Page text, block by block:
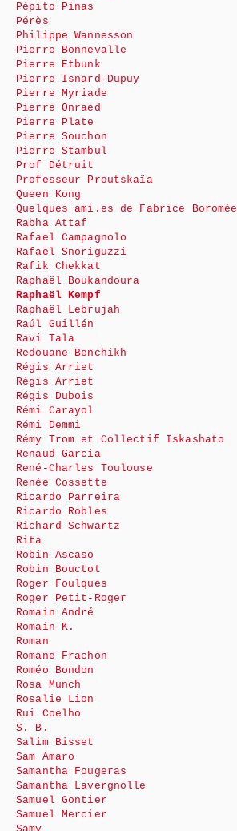
Pépito Pinas
Pérès
Philippe Wannesson
Pierre Bonnevalle
Pierre Etbunk
Pierre Isnard-Dupuy
Pierre Myriade
Pierre Onraed
Pierre Plate
Pierre Souchon
Pierre Stambul
Prof Détruit
Professeur Proutskaïa
Queen Kong
Quelques ami.es de Fabrice Boromée
Rabha Attaf
Rafael Campagnolo
Rafaël Snoriguzzi
Rafik Chekkat
Raphaël Boukandoura
Raphaël Kempf
Raphaël Lebrujah
Raúl Guillén
Ravi Tala
Redouane Benchikh
Régis Arriet
Régis Arriet
Régis Dubois
Rémi Carayol
Rémi Demmi
Rémy Trom et Collectif Iskashato
Renaud Garcia
René-Charles Toulouse
Renée Cossette
Ricardo Parreira
Ricardo Robles
Richard Schwartz
Rita
Robin Ascaso
Robin Bouctot
Roger Foulques
Roger Petit-Roger
Romain André
Romain K.
Roman
Romane Frachon
Roméo Bondon
Rosa Munch
Rosalie Lion
Rui Coelho
S. B.
Salim Bisset
Sam Amaro
Samantha Fougeras
Samantha Lavergnolle
Samuel Gontier
Samuel Mercier